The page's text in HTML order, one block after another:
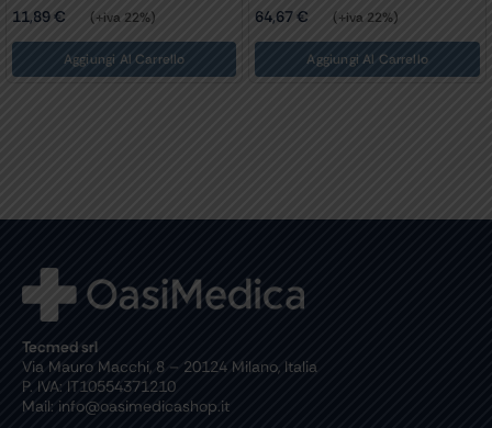
11,89€ (+iva 22%)
Aggiungi Al Carrello
64,67€ (+iva 22%)
Aggiungi Al Carrello
Tecmed srl
Via Mauro Macchi, 8 – 20124 Milano, Italia
P. IVA: IT10554371210
Mail: info@oasimedicashop.it